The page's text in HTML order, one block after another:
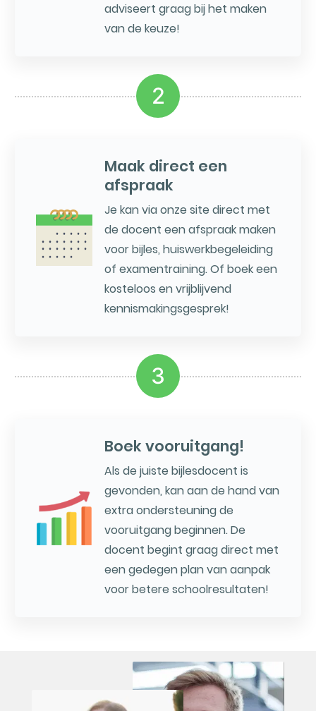
adviseert graag bij het maken
van de keuze!
2
Maak direct een
afspraak
Je kan via onze site direct met
de docent een afspraak maken
voor bijles, huiswerkbegeleiding
of examentraining. Of boek een
kosteloos en vrijblijvend
kennismakingsgesprek!
3
Boek vooruitgang!
Als de juiste bijlesdocent is
gevonden, kan aan de hand van
extra ondersteuning de
vooruitgang beginnen. De
docent begint graag direct met
een gedegen plan van aanpak
voor betere schoolresultaten!